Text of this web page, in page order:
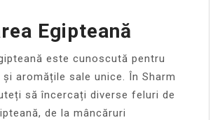
Egipteană
este cunoscută pentru
aromățile sale unice. În Sharm
să încercați diverse feluri de
de la mâncăruri